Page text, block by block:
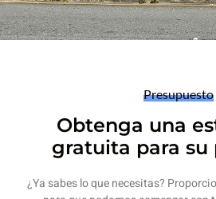
Presupuesto
Obtenga una
gratuita para su
¿Ya sabes lo que necesitas?